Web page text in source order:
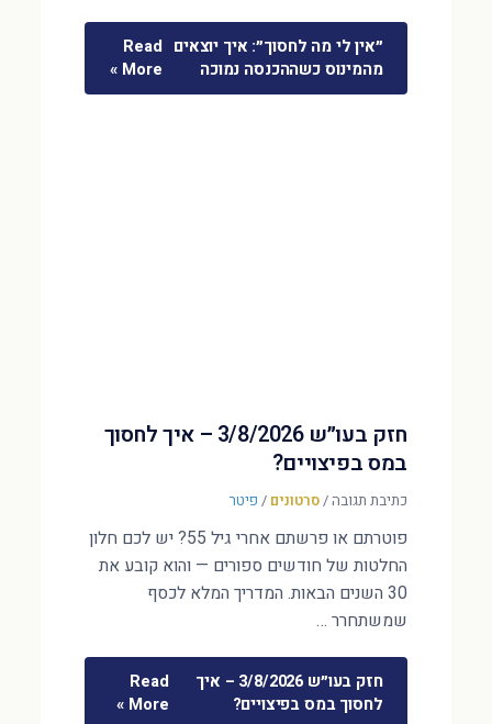
״אין לי מה לחסוך״: איך יוצאים
מהמינוס כשההכנסה נמוכה
Read
More »
חזק בעו״ש 3/8/2026 – איך לחסוך
במס בפיצויים?
כתיבת תגובה/סרטונים / פיטר
פוטרתם או פרשתם אחרי גיל 55? יש לכם חלון
החלטות של חודשים ספורים — והוא קובע את
30 השנים הבאות. המדריך המלא לכסף
שמשתחרר …
חזק בעו״ש 3/8/2026 – איך
לחסוך במס בפיצויים?
Read
More »